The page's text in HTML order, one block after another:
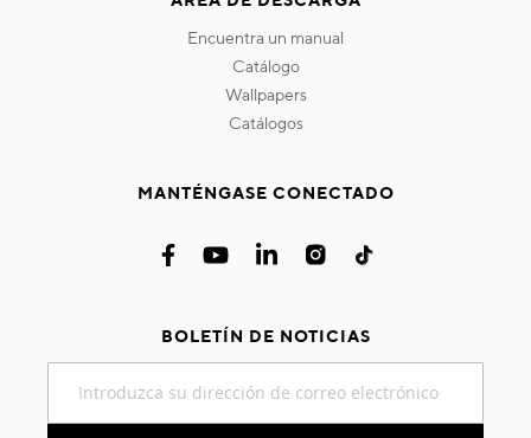
encuentra un manual
catálogo
wallpapers
catálogos
MANTÉNGASE CONECTADO
BOLETÍN DE NOTICIAS
nuestro